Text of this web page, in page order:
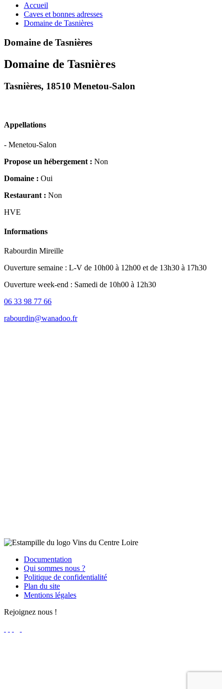
Accueil
Caves et bonnes adresses
Domaine de Tasnières
Domaine de Tasnières
Domaine de Tasnières
Tasnières, 18510 Menetou-Salon
Appellations
- Menetou-Salon
Propose un hébergement : Non
Domaine : Oui
Restaurant : Non
HVE
Informations
Rabourdin Mireille
Ouverture semaine : L-V de 10h00 à 12h00 et de 13h30 à 17h30
Ouverture week-end : Samedi de 10h00 à 12h30
06 33 98 77 66
rabourdin@wanadoo.fr
Documentation
Qui sommes nous ?
Politique de confidentialité
Plan du site
Mentions légales
Rejoignez nous !